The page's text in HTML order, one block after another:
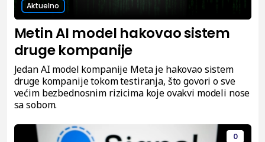
Aktuelno
Metin AI model hakovao sistem
druge kompanije
Jedan AI model kompanije Meta je hakovao sistem
druge kompanije tokom testiranja, što govori o sve
većim bezbednosnim rizicima koje ovakvi modeli nose
sa sobom.
0